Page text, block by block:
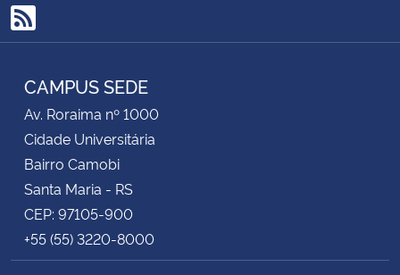
RSS
CAMPUS SEDE
Av. Roraima nº 1000
Cidade Universitária
Bairro Camobi
Santa Maria - RS
CEP: 97105-900
+55 (55) 3220-8000